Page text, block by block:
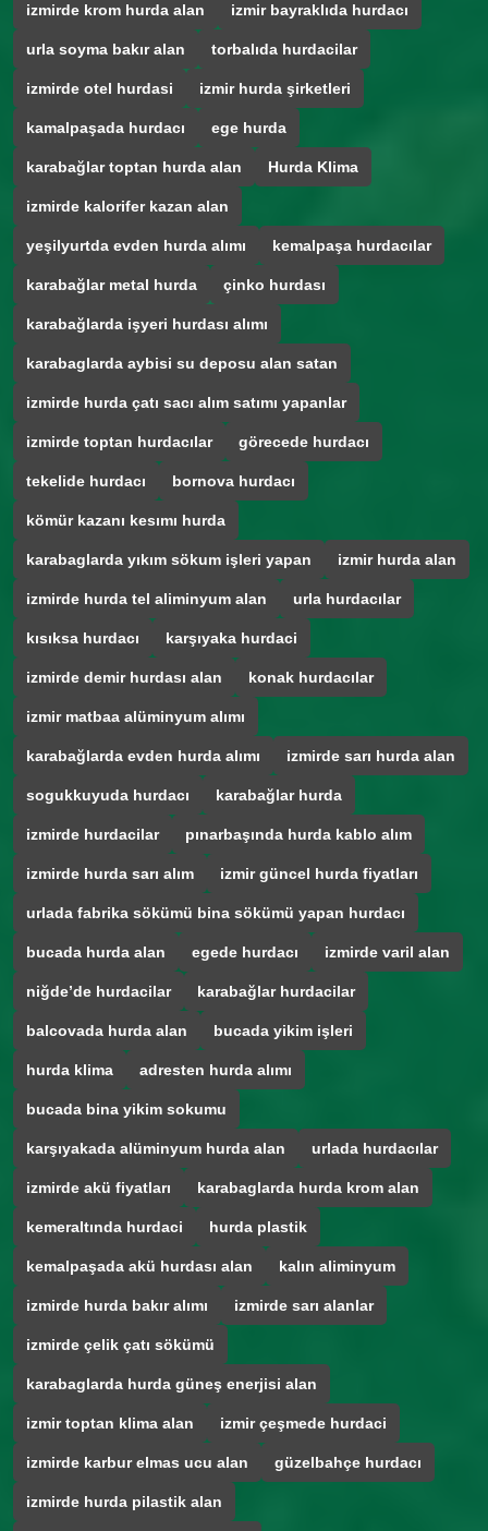
izmirde krom hurda alan izmir bayraklıda hurdacı
urla soyma bakır alan torbalıda hurdacilar
izmirde otel hurdasi izmir hurda şirketleri
kamalpaşada hurdacı ege hurda
karabağlar toptan hurda alan Hurda Klima
izmirde kalorifer kazan alan
yeşilyurtda evden hurda alımı kemalpaşa hurdacılar
karabağlar metal hurda çinko hurdası
karabağlarda işyeri hurdası alımı
karabaglarda aybisi su deposu alan satan
izmirde hurda çatı sacı alım satımı yapanlar
izmirde toptan hurdacılar görecede hurdacı
tekelide hurdacı bornova hurdacı
kömür kazanı kesımı hurda
karabaglarda yıkım sökum işleri yapan izmir hurda alan
izmirde hurda tel aliminyum alan urla hurdacılar
kısıksa hurdacı karşıyaka hurdaci
izmirde demir hurdası alan konak hurdacılar
izmir matbaa alüminyum alımı
karabağlarda evden hurda alımı izmirde sarı hurda alan
sogukkuyuda hurdacı karabağlar hurda
izmirde hurdacilar pınarbaşında hurda kablo alım
izmirde hurda sarı alım izmir güncel hurda fiyatları
urlada fabrika sökümü bina sökümü yapan hurdacı
bucada hurda alan egede hurdacı izmirde varil alan
niğde’de hurdacilar karabağlar hurdacilar
balcovada hurda alan bucada yikim işleri
hurda klima adresten hurda alımı
bucada bina yikim sokumu
karşıyakada alüminyum hurda alan urlada hurdacılar
izmirde akü fiyatları karabaglarda hurda krom alan
kemeraltında hurdaci hurda plastik
kemalpaşada akü hurdası alan kalın aliminyum
izmirde hurda bakır alımı izmirde sarı alanlar
izmirde çelik çatı sökümü
karabaglarda hurda güneş enerjisi alan
izmir toptan klima alan izmir çeşmede hurdaci
izmirde karbur elmas ucu alan güzelbahçe hurdacı
izmirde hurda pilastik alan